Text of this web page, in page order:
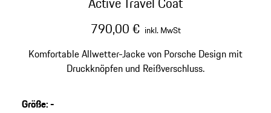
790,00 € inkl. MwSt
Komfortable Allwetter-Jacke von Porsche Design mit
Druckknöpfen und Reißverschluss.
Größe:-